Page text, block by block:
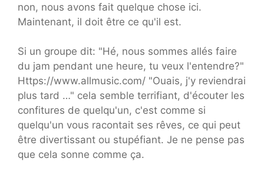
non, nous avons fait quelque chose ici.
Maintenant, il doit être ce qu'il est.
Si un groupe dit: "Hé, nous sommes allés faire
du jam pendant une heure, tu veux l'entendre?"
Https://www.allmusic.com/ "Ouais, j'y reviendrai
plus tard …" cela semble terrifiant, d'écouter les
confitures de quelqu'un, c'est comme si
quelqu'un vous racontait ses rêves, ce qui peut
être divertissant ou stupéfiant. Je ne pense pas
que cela sonne comme ça.